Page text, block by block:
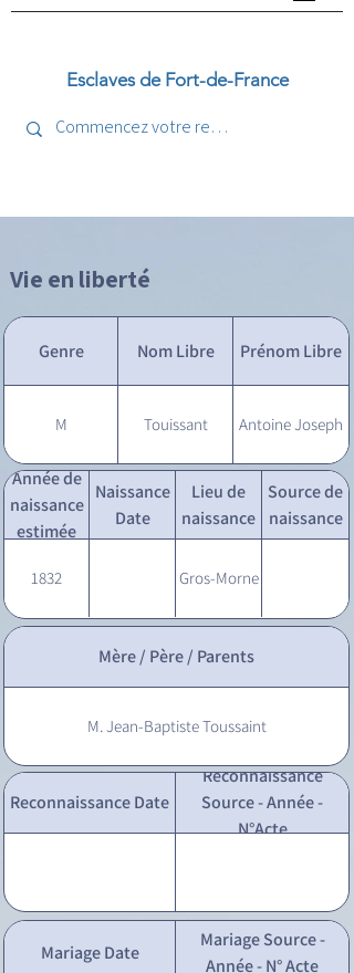
Esclaves de Fort-de-France
Vie en liberté
Genre Nom Libre Prénom Libre
M Touissant Antoine Joseph
Année de
naissance
estimée
Naissance
Date
Lieu de
naissance
Source de
naissance
1832 Gros-Morne
Mère / Père / Parents
M. Jean-Baptiste Toussaint
Reconnaissance Date
Reconnaissance
Source - Année -
N°Acte
Mariage Date
Mariage Source -
Année - N° Acte